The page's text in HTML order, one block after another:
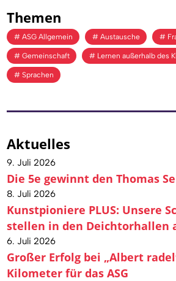
Themen
ASG Allgemein Austausche
Gemeinschaft Lernen außerhalb des
Sprachen
Aktuelles
9. Juli 2026
Die 5e gewinnt den Thomas
8. Juli 2026
Kunstpioniere PLUS: Unsere
stellen in den Deichtorhallen
6. Juli 2026
Großer Erfolg bei „Albert
Kilometer für das ASG